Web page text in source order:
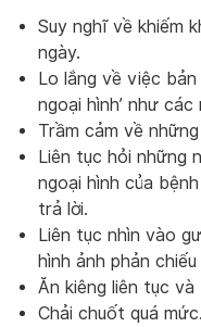
Suy nghĩ về khiếm
ngày.
Lo lắng về việc
ngoại hình’ như
Trầm cảm về
Liên tục hỏi những
ngoại hình của
trả lời.
Liên tục nhìn vào
hình ảnh phản
Ăn kiêng liên tục
Chải chuốt quá mức.